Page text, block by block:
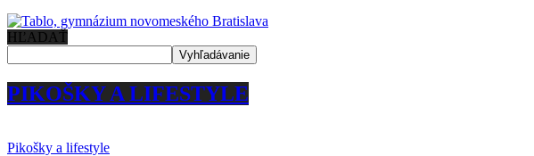
HĽADAŤ
PIKOŠKY A LIFESTYLE
Pikošky a lifestyle